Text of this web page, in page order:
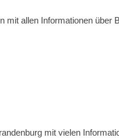
mit allen Informationen über
mit vielen